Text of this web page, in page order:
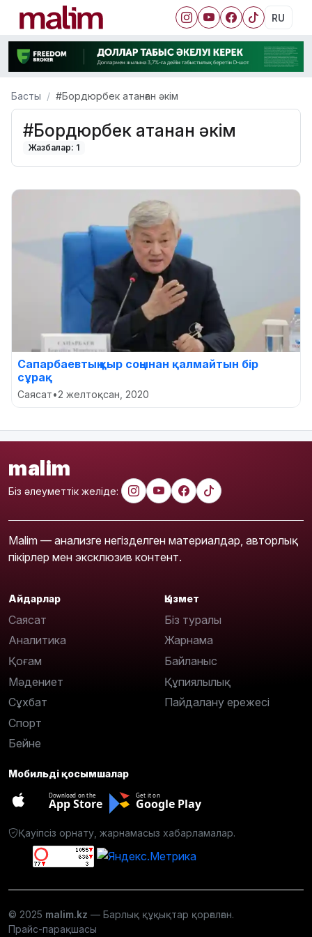
RU
Басты #Бордюрбек атанған әкім
#Бордюрбек атанған әкім
Жазбалар: 1
Сапарбаевтың қыр соңынан қалмайтын бір
сұрақ
Саясат•2 желтоқсан, 2020
malim
Біз әлеуметтік желіде:
Malim — анализге негізделген материалдар, авторлық
пікірлер мен эксклюзив контент.
Айдарлар
Саясат
Аналитика
Қоғам
Мәдениет
Сұхбат
Спорт
Бейне
Қызмет
Біз туралы
Жарнама
Байланыс
Құпиялылық
Пайдалану ережесі
Мобильді қосымшалар
Download on the
App Store
Get it on
Google Play
Қауіпсіз орнату, жарнамасыз хабарламалар.
© 2025 malim.kz — Барлық құқықтар қорғалған.
Прайс-парақшасы